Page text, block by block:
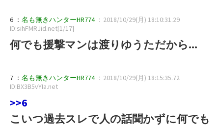
6 ： 名も無きハンターHR774 ：2018/10/29(月) 18:10:31.29
ID:sihFMRJid.net[1/17]
何でも援撃マンは渡りゆうただから...
7 ： 名も無きハンターHR774 ：2018/10/29(月) 18:15:35.72
ID:BX3B5vYIa.net
>>6
こいつ過去スレで人の話聞かずに何でも